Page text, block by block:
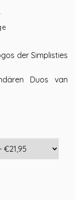
der Simplisties
Duos van